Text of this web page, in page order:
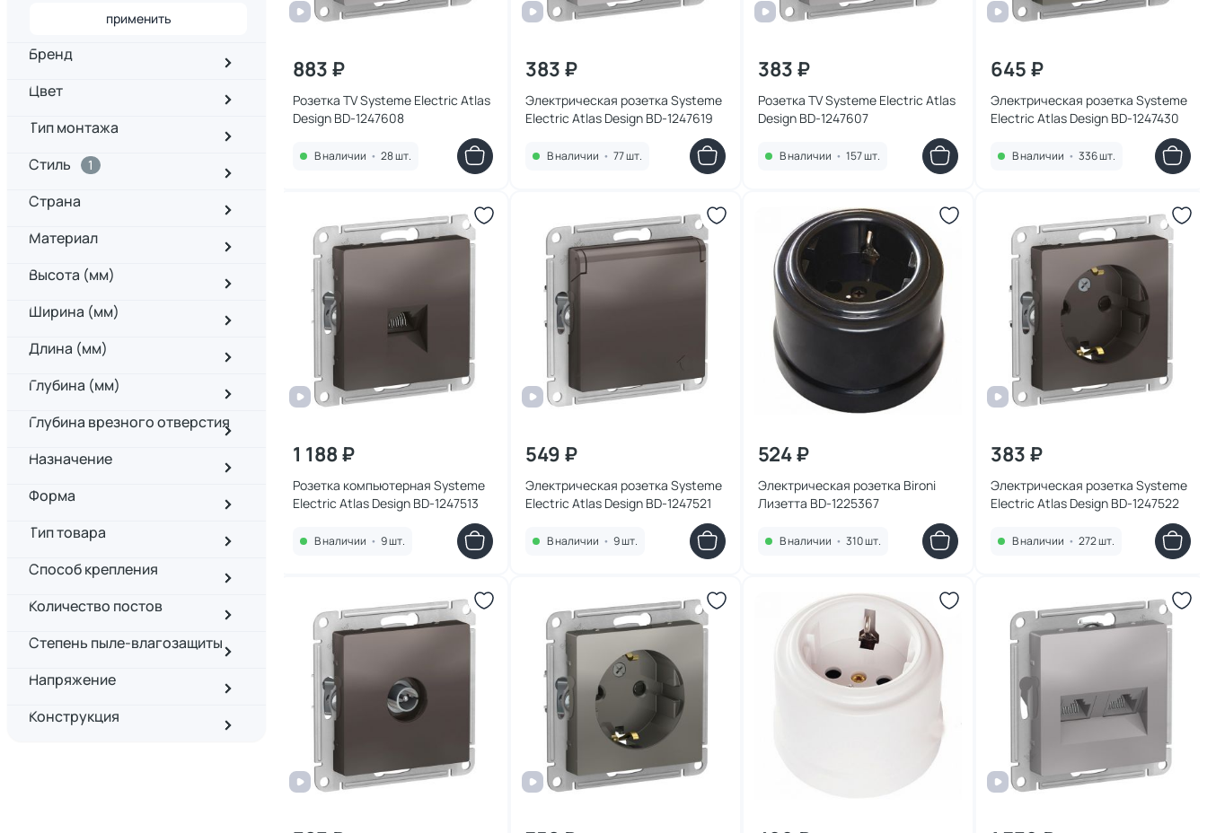
применить
Бренд
Цвет
Тип монтажа
Стиль
1
Страна
Материал
Высота (мм)
Ширина (мм)
Длина (мм)
Глубина (мм)
Глубина врезного отверстия
Назначение
Форма
Тип товара
Способ крепления
Количество постов
Степень пыле-влагозащиты
Напряжение
Конструкция
883 ₽
Розетка TV Systeme Electric Atlas
Design BD-1247608
В наличии • 28 шт.
383 ₽
Электрическая розетка Systeme
Electric Atlas Design BD-1247619
В наличии • 77 шт.
383 ₽
Розетка TV Systeme Electric Atlas
Design BD-1247607
В наличии • 157 шт.
645 ₽
Электрическая розетка Systeme
Electric Atlas Design BD-1247430
В наличии • 336 шт.
1 188 ₽
Розетка компьютерная Systeme
Electric Atlas Design BD-1247513
В наличии • 9 шт.
549 ₽
Электрическая розетка Systeme
Electric Atlas Design BD-1247521
В наличии • 9 шт.
524 ₽
Электрическая розетка Bironi
Лизетта BD-1225367
В наличии • 310 шт.
383 ₽
Электрическая розетка Systeme
Electric Atlas Design BD-1247522
В наличии • 272 шт.